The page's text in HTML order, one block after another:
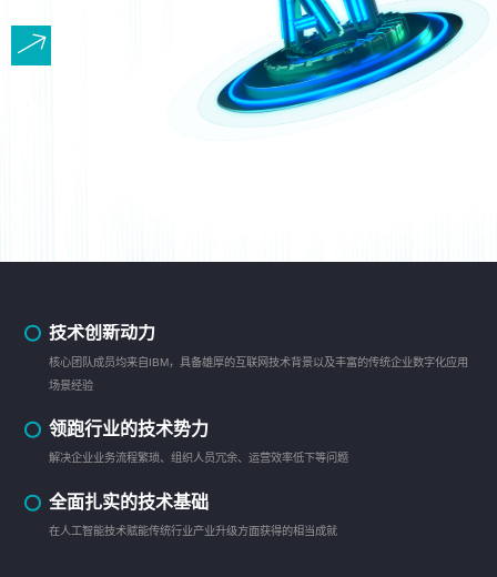
技术创新动力
核心团队成员均来自IBM，具备雄厚的互联网技术背景以及丰富的传统企业数字化应用
场景经验
领跑行业的技术势力
解决企业业务流程繁琐、组织人员冗余、运营效率低下等问题
全面扎实的技术基础
在人工智能技术赋能传统行业产业升级方面获得的相当成就